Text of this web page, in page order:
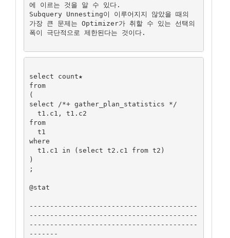
에 이르는 것을 알 수 있다.
Subquery Unnesting이 이루어지지 않았을 때의
가장 큰 문제는 Optimizer가 취할 수 있는 선택의
폭이 극단적으로 제한된다는 것이다.
select count★
from
(
select /*+ gather_plan_statistics */
from
where
)
;
@stat
-----------------------------------------
-----------------------------------------
-----------------------------------------
-------